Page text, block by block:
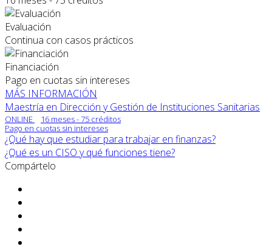
Evaluación
Continua con casos prácticos
Financiación
Pago en cuotas sin intereses
MÁS INFORMACIÓN
Maestría en Dirección y Gestión de Instituciones Sanitarias
ONLINE
16 meses - 75 créditos
Pago en cuotas sin intereses
¿Qué hay que estudiar para trabajar en finanzas?
¿Qué es un CISO y qué funciones tiene?
Compártelo